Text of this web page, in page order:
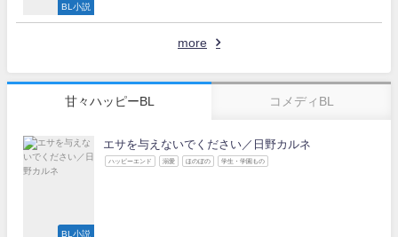
BL小説
more
甘々ハッピーBL コメディBL
BL小説
エサを与えないでください／日野カルネ
ハッピーエンド 溺愛 ほのぼの 学生・学園もの